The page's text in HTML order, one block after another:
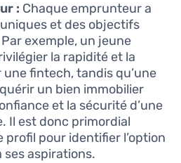
: Chaque emprunteur a
et des objectifs
exemple, un jeune
la rapidité et la
fintech, tandis qu’une
un bien immobilier
et la sécurité d’une
Il est donc primordial
profil pour identifier l’option
ses aspirations.